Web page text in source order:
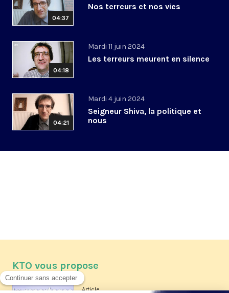
04:37
Nos terreurs et nos vies
04:18
Mardi 11 juin 2024
Les terreurs meurent en silence
04:21
Mardi 4 juin 2024
Seigneur Shiva, la politique et
nous
KTO vous propose
Article